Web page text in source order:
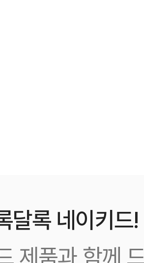
달록 네이키드!
제품과 함께 드